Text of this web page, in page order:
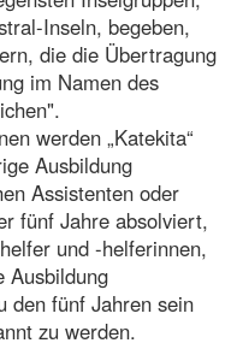
Inseln, begeben,
die die Übertragung
im Namen des
werden „Katekita“
Ausbildung
Assistenten oder
fünf Jahre absolviert,
und -helferinnen,
Ausbildung
den fünf Jahren sein
zu werden.